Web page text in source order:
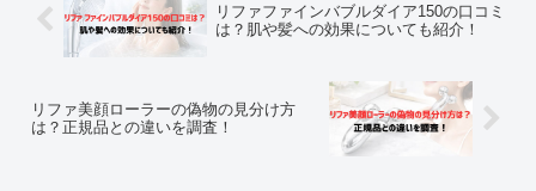
リファファインバブルダイア150の口コミ
は？肌や髪への効果についても紹介！
リファ美顔ローラーの偽物の見分け方
は？正規品との違いを調査！